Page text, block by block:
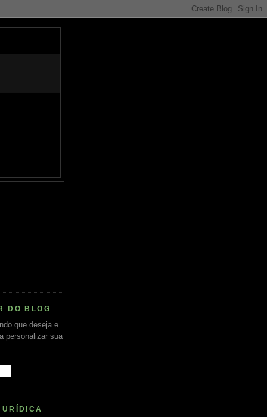
DO BLOG
que deseja e
personalizar sua